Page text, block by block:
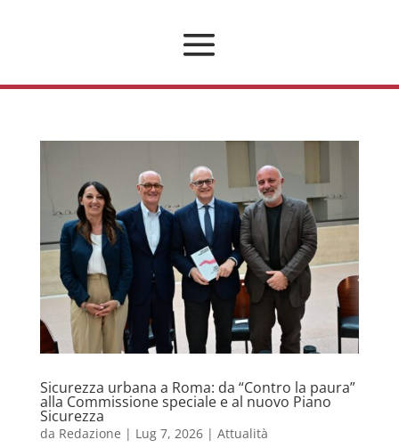
Sicurezza urbana a Roma: da “Contro la paura”
alla Commissione speciale e al nuovo Piano
Sicurezza
da Redazione | Lug 7, 2026| Attualità